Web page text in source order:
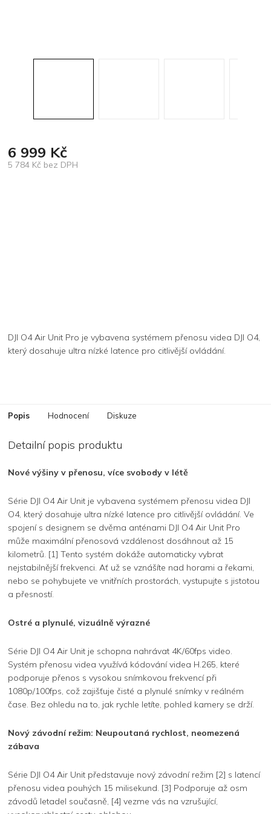
6 999 Kč
5 784 Kč bez DPH
DJI O4 Air Unit Pro je vybavena systémem přenosu videa DJI O4,
který dosahuje ultra nízké latence pro citlivější ovládání.
Popis Hodnocení Diskuze
Detailní popis produktu
Nové výšiny v přenosu, více svobody v létě
Série DJI O4 Air Unit je vybavena systémem přenosu videa DJI
O4, který dosahuje ultra nízké latence pro citlivější ovládání. Ve
spojení s designem se dvěma anténami DJI O4 Air Unit Pro
může maximální přenosová vzdálenost dosáhnout až 15
kilometrů. [1] Tento systém dokáže automaticky vybrat
nejstabilnější frekvenci. Ať už se vznášíte nad horami a řekami,
nebo se pohybujete ve vnitřních prostorách, vystupujte s jistotou
a přesností.
Ostré a plynulé, vizuálně výrazné
Série DJI O4 Air Unit je schopna nahrávat 4K/60fps video.
Systém přenosu videa využívá kódování videa H.265, které
podporuje přenos s vysokou snímkovou frekvencí při
1080p/100fps, což zajišťuje čisté a plynulé snímky v reálném
čase. Bez ohledu na to, jak rychle letíte, pohled kamery se drží.
Nový závodní režim: Neupoutaná rychlost, neomezená
zábava
Série DJI O4 Air Unit představuje nový závodní režim [2] s latencí
přenosu videa pouhých 15 milisekund. [3] Podporuje až osm
závodů letadel současně, [4] vezme vás na vzrušující,